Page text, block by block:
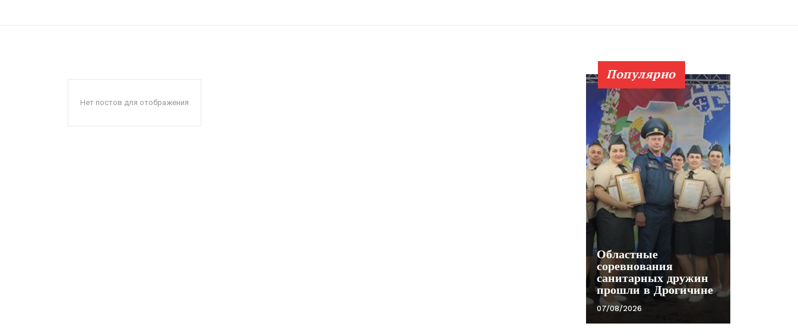
Нет постов для отображения
Популярно
Областные
соревнования
санитарных дружин
прошли в Дрогичине
07/08/2026